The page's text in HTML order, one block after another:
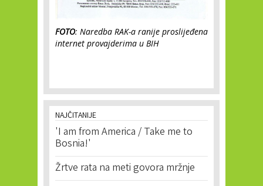
FOTO: Naredba RAK-a ranije proslijeđena
internet provajderima u BIH
NAJČITANIJE
'I am from America / Take me to
Bosnia!'
Žrtve rata na meti govora mržnje